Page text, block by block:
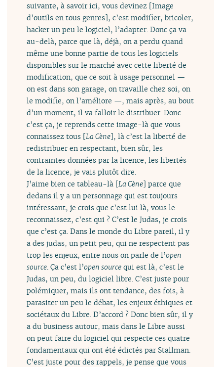
suivante, à savoir ici, vous devinez [Image
d’outils en tous genres], c’est modifier, bricoler,
hacker un peu le logiciel, l’adapter. Donc ça va
au-delà, parce que là, déjà, on a perdu quand
même une bonne partie de tous les logiciels
disponibles sur le marché avec cette liberté de
modification, que ce soit à usage personnel —
on est dans son garage, on travaille chez soi, on
le modifie, on l’améliore —, mais après, au bout
d’un moment, il va falloir le distribuer. Donc
c’est ça, je reprends cette image-là que vous
connaissez tous [La Cène], là c’est la liberté de
redistribuer en respectant, bien sûr, les
contraintes données par la licence, les libertés
de la licence, je vais plutôt dire.
J’aime bien ce tableau-là [La Cène] parce que
dedans il y a un personnage qui est toujours
intéressant, je crois que c’est lui là, vous le
reconnaissez, c’est qui ? C’est le Judas, je crois
que c’est ça. Dans le monde du Libre pareil, il y
a des judas, un petit peu, qui ne respectent pas
trop les enjeux, entre nous on parle de l’open
source. Ça c’est l’open source qui est là, c’est le
Judas, un peu, du logiciel libre. C’est juste pour
polémiquer, mais ils ont tendance, des fois, à
parasiter un peu le débat, les enjeux éthiques et
sociétaux du Libre. D’accord ? Donc bien sûr, il y
a du business autour, mais dans le Libre aussi
on peut faire du logiciel qui respecte ces quatre
fondamentaux qui ont été édictés par Stallman.
C’est juste pour des rappels, je pense que vous